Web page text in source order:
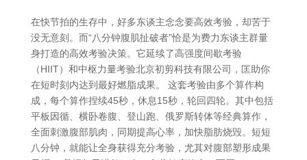
在快节拍的生存中，好多东谈主念念要高效考验，却苦于
没无意刻。而“八分钟腹肌扯破者”恰是为费力东谈主群量
身打造的高效考验决策。它延续了高强度间歇考验
（HIIT）和中枢力量考验北京初剪科技有限公司，匡助你
在短时刻内达到最好燃脂成果。 这套考验由多个算作构
成，每个算作捏续45秒，休息15秒，轮回四轮。其中包括
平板因循、横卧卷腹、登山跑、俄罗斯转体等经典算作，
全面刺激腹部肌肉，同期提高心率，加快脂肪烧毁。短短
八分钟，就能让全身获得充分考验，尤其对腹部塑形成果